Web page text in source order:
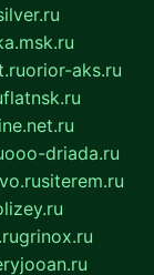
orior-aks.ru
flatnsk.ru
ooo-driada.ru
siterem.ru
grinox.ru